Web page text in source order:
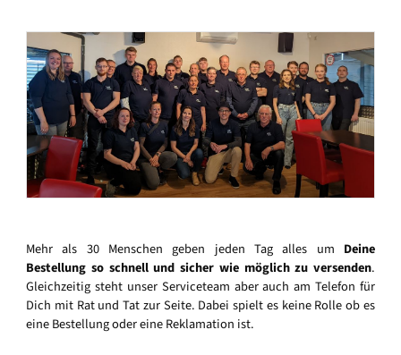
Mehr als 30 Menschen geben jeden Tag alles um Deine
Bestellung so schnell und sicher wie möglich zu versenden.
Gleichzeitig steht unser Serviceteam aber auch am Telefon für
Dich mit Rat und Tat zur Seite. Dabei spielt es keine Rolle ob es
eine Bestellung oder eine Reklamation ist.